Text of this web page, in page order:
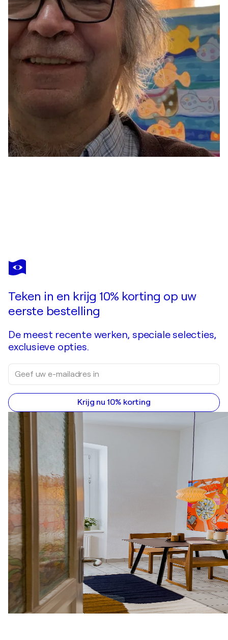
GERARD CEULEMANS
Walking in the garden
Teken in en krijg 10% korting op uw
eerste bestelling
De meest recente werken, speciale selecties,
exclusieve opties.
Krijg nu 10% korting